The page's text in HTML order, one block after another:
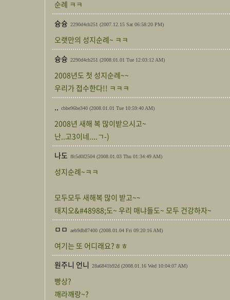
순례 ㅋㅋ
슝슝 2290d4cb251 (2007.12.15 Sat 06:58:20 PM)
오랫만의 성지순례~ ㅋㅋ
슝슝 2290d4cb251 (2008.01.01 Tue 12:03:12 AM)
2008년도 첫 성지순례~~
우리가 접수한다!! ㅋㅋㅋ
.. cbbe96be340 (2008.01.01 Tue 10:59:40 AM)
2008년 새해 복 많이받으시고~
난..고3이네....ㄱ-)
나도 ffc5d0f2504 (2008.01.03 Thu 01:34:49 AM)
성지순례~ㅋㅋ
모두모두 새해복 많이 받고~~
태지오&#48988;도~ 우리 매냐들도~ 모두 건강하자~
ㅁㅁ
aeb9db87400 (2008.01.04 Fri 09:20:16 AM)
여기는 또 어디래요?ㅎㅎ
원주니 언니
28a6841b92d (2008.01.16 Wed 10:04:07 AM)
빵상?
깨라깨랑~?